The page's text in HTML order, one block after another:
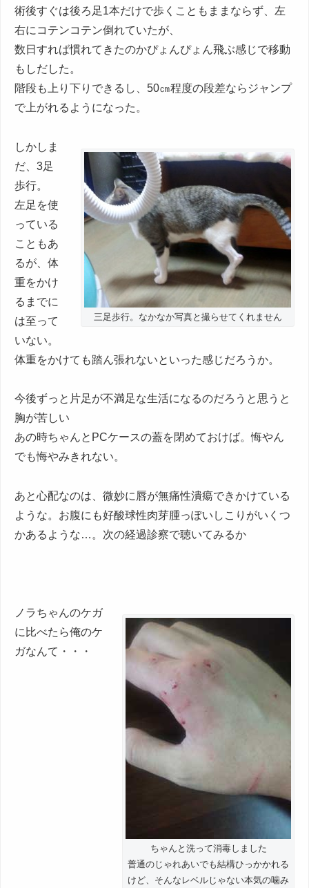
術後すぐは後ろ足1本だけで歩くこともままならず、左
右にコテンコテン倒れていたが、
数日すれば慣れてきたのかぴょんぴょん飛ぶ感じで移動
もしだした。
階段も上り下りできるし、50㎝程度の段差ならジャンプ
で上がれるようになった。
三足歩行。なかなか写真と撮らせてくれません
しかしま
だ、3足
歩行。
左足を使
っている
こともあ
るが、体
重をかけ
るまでに
は至って
いない。
体重をかけても踏ん張れないといった感じだろうか。
今後ずっと片足が不満足な生活になるのだろうと思うと
胸が苦しい
あの時ちゃんとPCケースの蓋を閉めておけば。悔やん
でも悔やみきれない。
あと心配なのは、微妙に唇が無痛性潰瘍できかけている
ような。お腹にも好酸球性肉芽腫っぽいしこりがいくつ
かあるような…。次の経過診察で聴いてみるか
ちゃんと洗って消毒しました
普通のじゃれあいでも結構ひっかかれる
けど、そんなレベルじゃない本気の噛み
ノラちゃんのケガ
に比べたら俺のケ
ガなんて・・・